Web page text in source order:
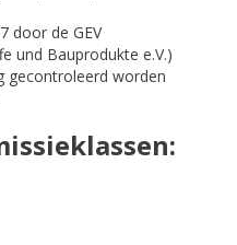
door de GEV
und Bauprodukte e.V.)
gecontroleerd worden